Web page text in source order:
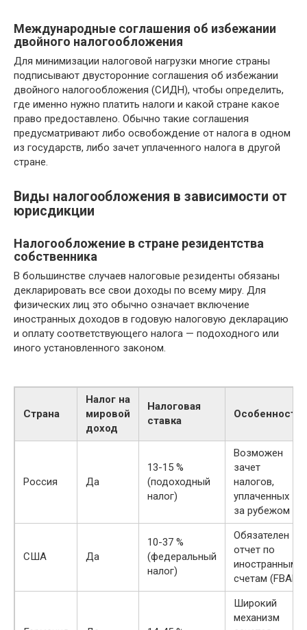
Международные соглашения об избежании
двойного налогообложения
Для минимизации налоговой нагрузки многие страны
подписывают двусторонние соглашения об избежании
двойного налогообложения (СИДН), чтобы определить,
где именно нужно платить налоги и какой стране какое
право предоставлено. Обычно такие соглашения
предусматривают либо освобождение от налога в одном
из государств, либо зачет уплаченного налога в другой
стране.
Виды налогообложения в зависимости от
юрисдикции
Налогообложение в стране резидентства
собственника
В большинстве случаев налоговые резиденты обязаны
декларировать все свои доходы по всему миру. Для
физических лиц это обычно означает включение
иностранных доходов в годовую налоговую декларацию
и оплату соответствующего налога — подоходного или
иного установленного законом.
Страна
Налог на
мировой
доход
Налоговая
ставка
Особенности
Россия Да
13-15 %
(подоходный
налог)
Возможен
зачет
налогов,
уплаченных
за рубежом
США Да
10-37 %
(федеральный
налог)
Обязателен
отчет по
иностранным
счетам (FBAR)
Широкий
механизм